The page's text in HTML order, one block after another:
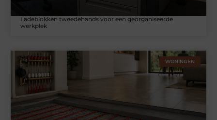
Ladeblokken tweedehands voor een georganiseerde
werkplek
WONINGEN